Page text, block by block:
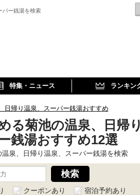
パー銭湯を検索
特集・ニュース ランキン
日帰り温泉、スーパー銭湯おすすめ
る菊池の温泉、日帰
銭湯おすすめ12選
泉、日帰り温泉、スーパー銭湯を検索
クーポンあり
宿泊予約あり